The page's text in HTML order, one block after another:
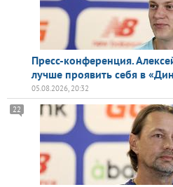
Пресс-конференция.
лучше проявить себя в
05.08.2026, 20:32
22